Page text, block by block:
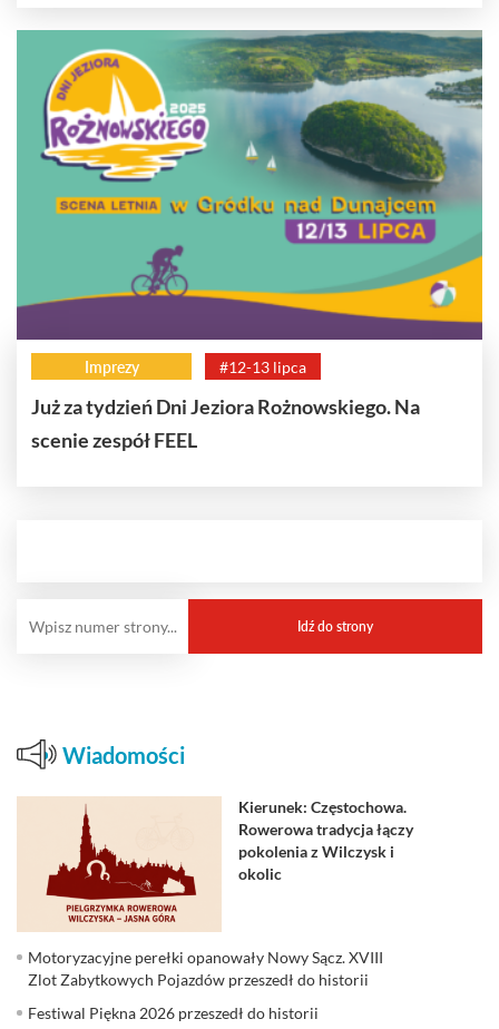
Imprezy #12-13 lipca
Już za tydzień Dni Jeziora Rożnowskiego. Na
scenie zespół FEEL
Wiadomości
Kierunek: Częstochowa.
Rowerowa tradycja łączy
pokolenia z Wilczysk i
okolic
Motoryzacyjne perełki opanowały Nowy Sącz. XVIII
Zlot Zabytkowych Pojazdów przeszedł do historii
Festiwal Piękna 2026 przeszedł do historii